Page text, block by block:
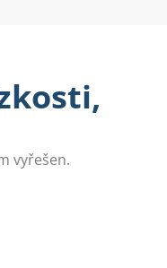
vyřešen.